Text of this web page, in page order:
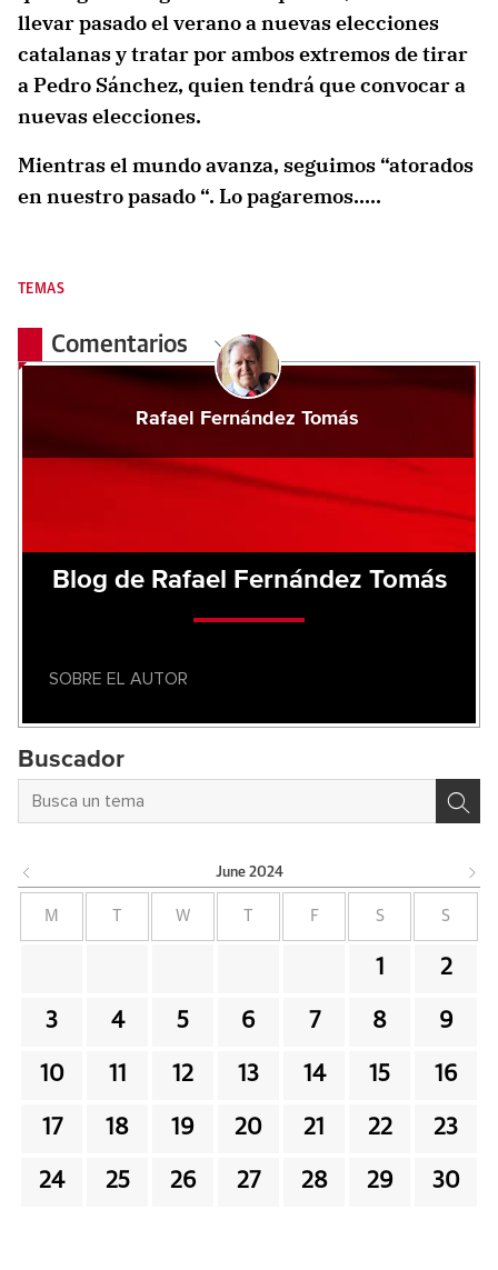
llevar pasado el verano a nuevas elecciones
catalanas y tratar por ambos extremos de tirar
a Pedro Sánchez, quien tendrá que convocar a
nuevaselecciones.
Mientras el mundo avanza, seguimos “atorados
en nuestro pasado “. Lo pagaremos…..
TEMAS
Comentarios
Rafael Fernández Tomás
Blog de Rafael Fernández Tomás
SOBRE EL AUTOR
Buscador
June 2024
M W F S S
1 2
3 4 5 6 7 8 9
10 11 12 13 14 15 16
17 18 19 20 21 22 23
24 25 26 27 28 29 30